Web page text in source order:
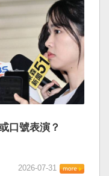
口號表演？
2026-07-31